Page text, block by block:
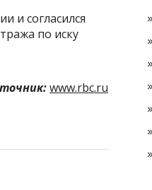
и согласился
по иску
www.rbc.ru